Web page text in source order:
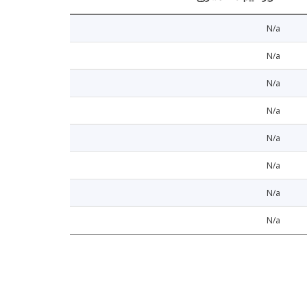
N/a
N/a
N/a
N/a
N/a
N/a
N/a
N/a